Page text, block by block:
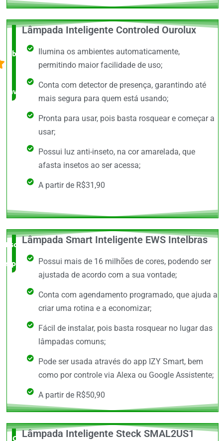
O +
barato,
avaliado!
Lâmpada Inteligente Controled Ourolux
Ilumina os ambientes automaticamente,
permitindo maior facilidade de uso;
Conta com detector de presença, garantindo até
mais segura para quem está usando;
Pronta para usar, pois basta rosquear e começar a
usar;
Possui luz anti-inseto, na cor amarelada, que
afasta insetos ao ser acessa;
A partir de R$31,90
Escolha do
especialista
Lâmpada Smart Inteligente EWS Intelbras
Possui mais de 16 milhões de cores, podendo ser
ajustada de acordo com a sua vontade;
Conta com agendamento programado, que ajuda a
criar uma rotina e a economizar;
Fácil de instalar, pois basta rosquear no lugar das
lâmpadas comuns;
Pode ser usada através do app IZY Smart, bem
como por controle via Alexa ou Google Assistente;
A partir de R$50,90
O Mais
Lâmpada Inteligente Steck SMAL2US1